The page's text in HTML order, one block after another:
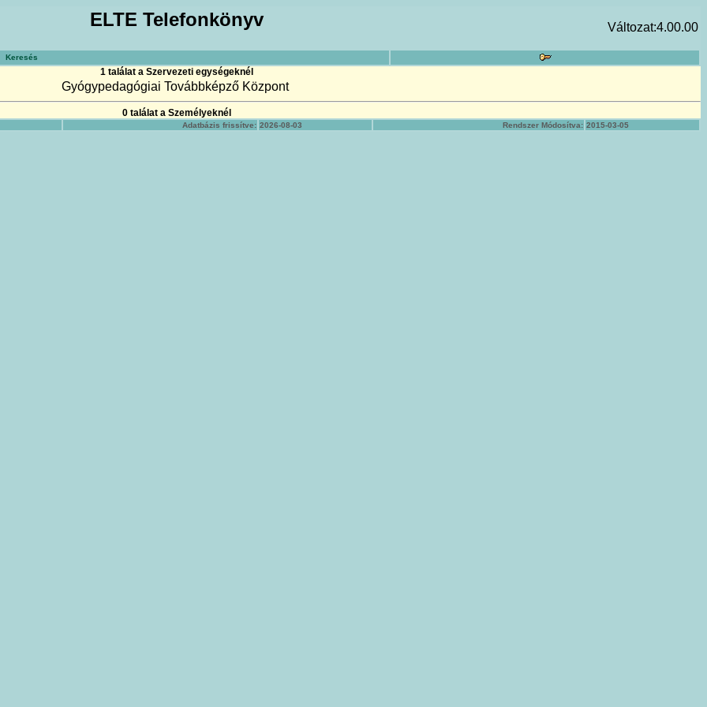
ELTE Telefonkönyv Változat:4.00.00
Keresés
1 találat a Szervezeti egységeknél
Gyógypedagógiai Továbbképző Központ
0 találat a Személyeknél
Adatbázis frissítve: 2026-08-03 Rendszer Módosítva: 2015-03-05